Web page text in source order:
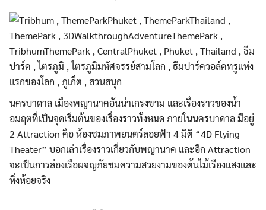
นครบาดาล เมืองพญานาคอันน่าเกรงขาม และเรื่องราวของน้ำ
อมฤตที่เป็นจุดเริ่มต้นของเรื่องราวทั้งหมด ภายในนครบาดาล มีอยู่
2 Attraction คือ ห้องชมภาพยนตร์ลอยฟ้า 4 มิติ “4D Flying
Theater” บอกเล่าเรื่องราวเกี่ยวกับพญานาค และอีก Attraction
จะเป็นการล่องเรือผจญภัยชมความสวยงามของต้นไม้เรืองแสงและ
หิ่งห้อยจริง